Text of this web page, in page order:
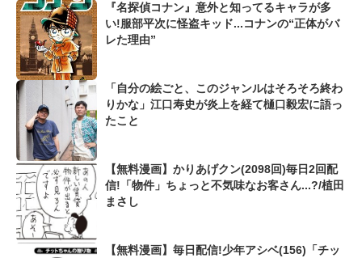
『名探偵コナン』意外と知ってるキャラが多
い!服部平次に怪盗キッド...コナンの“正体がバ
レた理由”
「自分の絵ごと、このジャンルはそろそろ終わ
りかな」江口寿史が炎上を経て樋口毅宏に語っ
たこと
【無料漫画】かりあげクン(2098回)毎日2回配
信!「物件」ちょっと不気味なお客さん...?/植田
まさし
【無料漫画】毎日配信!少年アシベ(156)「チッ